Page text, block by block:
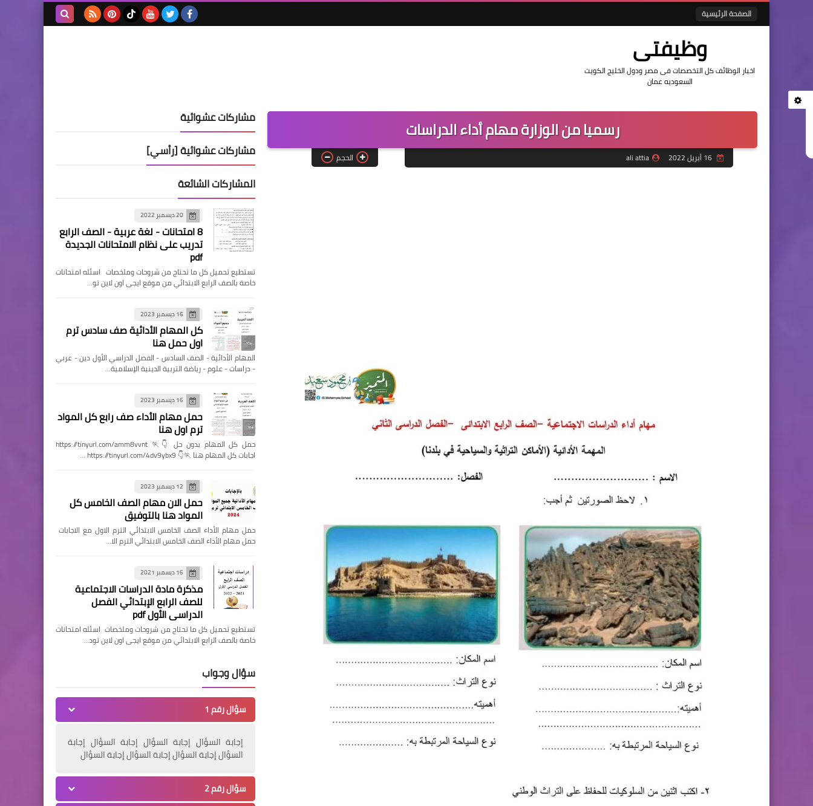
الصفحة الرئيسية
وظيفتى
اخبار الوظائف كل التخصصات فى مصر ودول الخليج الكويت
السعوديه عمان
رسميا من الوزارة مهام أداء الدراسات
16 أبريل 2022 ali attia الحجم
مشاركات عشوائية
مشاركات عشوائية [رأسي]
المشاركات الشائعة
20 ديسمبر 2022
8 امتحانات - لغة عربية - الصف الرابع
تدريب على نظام الامتحانات الجديدة
pdf
تستطيع تحميل كل ما تحتاج من شروحات وملخصات اسئله امتحانات
خاصة بالصف الرابع الابتدائي من موقع ايجى اون لاين تو…
16 ديسمبر 2023
كل المهام الأدائية صف سادس ترم
اول حمل هنا
المهام الأدائية - الصف السادس - الفصل الدراسي الأول دين - عربي
- دراسات - علوم - رياضة التربية الدينية الإسلامية…
16 ديسمبر 2023
حمل مهام الأداء صف رابع كل المواد
ترم اول هنا
حمل كل المهام بدون حل 👇🏃 https://tinyurl.com/amm8vvnt
اجابات كل المهام هنا 🏃👇 https://tinyurl.com/4dv9ybx9 …
12 ديسمبر 2023
حمل الان مهام الصف الخامس كل
المواد هنا بالتوفيق
حمل مهام الأداء الصف الخامس الابتدائي الترم الاول مع الاجابات
حمل مهام الأداء الصف الخامس الابتدائي الترم الا…
16 ديسمبر 2021
مذكرة مادة الدراسات الاجتماعية
للصف الرابع الإبتدائي الفصل
الدراسي الأول pdf
تستطيع تحميل كل ما تحتاج من شروحات وملخصات اسئله امتحانات
خاصة بالصف الرابع الابتدائي من موقع ايجى اون لاين تود…
سؤال وجواب
سؤال رقم 1
إجابة السؤال إجابة السؤال إجابة السؤال إجابة
السؤال إجابة السؤال إجابة السؤال إجابة السؤال
سؤال رقم 2